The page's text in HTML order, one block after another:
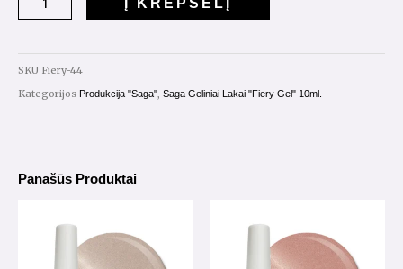
Lakas
"Fiery
Gel"
SKU Fiery-44
Kategorijos Produkcija "Saga", Saga Geliniai Lakai "Fiery Gel" 10ml.
Panašūs Produktai